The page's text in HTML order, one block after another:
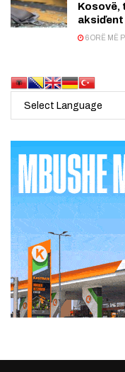
Kosovë,
aksiďent
6 ORË MË